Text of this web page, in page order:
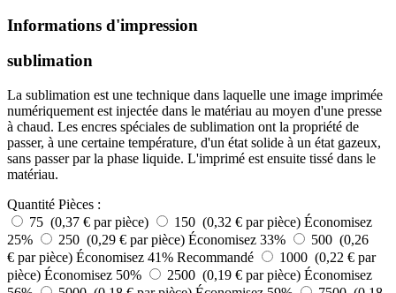
Informations d'impression
sublimation
La sublimation est une technique dans laquelle une image imprimée
numériquement est injectée dans le matériau au moyen d'une presse
à chaud. Les encres spéciales de sublimation ont la propriété de
passer, à une certaine température, d'un état solide à un état gazeux,
sans passer par la phase liquide. L'imprimé est ensuite tissé dans le
matériau.
Quantité Pièces :
75 (0,37 € par pièce)
150 (0,32 € par pièce) Économisez
25%
250 (0,29 € par pièce) Économisez 33%
500 (0,26
€ par pièce) Économisez 41% Recommandé
1000 (0,22 € par
pièce) Économisez 50% 2500 (0,19 € par pièce) Économisez